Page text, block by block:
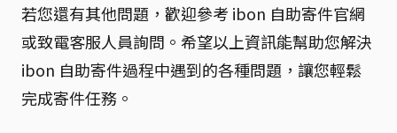
若您還有其他問題，歡迎參考 ibon 自助寄件官網
或致電客服人員詢問。希望以上資訊能幫助您解決
ibon 自助寄件過程中遇到的各種問題，讓您輕鬆
完成寄件任務。